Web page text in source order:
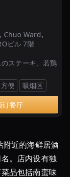
Chuo Ward,
ビル 7階
ステーキ、若鶏
方便 吸烟区
订餐厅
附近的海鲜居酒
。店内设有独
品包括南蛮味